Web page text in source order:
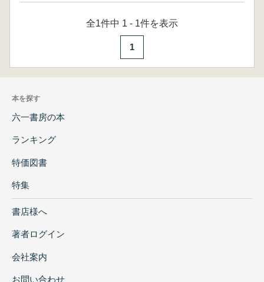
全1件中 1 - 1件を表示
1
本を探す
六一書房の本
ランキング
特価図書
特集
書店様へ
著者ログイン
会社案内
お問い合わせ